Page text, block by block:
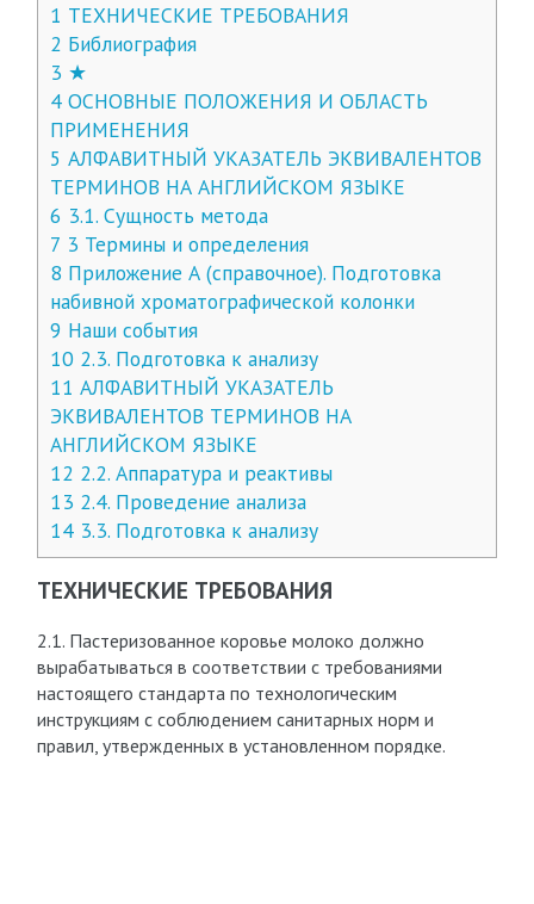
1 ТЕХНИЧЕСКИЕ ТРЕБОВАНИЯ
2 Библиография
3 ★
4ОСНОВНЫЕ ПОЛОЖЕНИЯ И ОБЛАСТЬ
ПРИМЕНЕНИЯ
5 АЛФАВИТНЫЙ УКАЗАТЕЛЬ ЭКВИВАЛЕНТОВ
ТЕРМИНОВ НА АНГЛИЙСКОМ ЯЗЫКЕ
6 3.1. Сущность метода
7 3 Термины и определения
8 Приложение А (справочное). Подготовка
набивной хроматографической колонки
9 Наши события
102.3. Подготовка к анализу
11 АЛФАВИТНЫЙ УКАЗАТЕЛЬ
ЭКВИВАЛЕНТОВ ТЕРМИНОВ НА
АНГЛИЙСКОМ ЯЗЫКЕ
12 2.2. Аппаратура и реактивы
13 2.4. Проведение анализа
143.3. Подготовка к анализу
ТЕХНИЧЕСКИЕ ТРЕБОВАНИЯ
2.1. Пастеризованное коровье молоко должно
вырабатываться в соответствии с требованиями
настоящего стандарта по технологическим
инструкциям с соблюдением санитарных норм и
правил, утвержденных в установленном порядке.